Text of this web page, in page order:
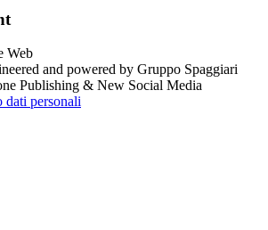
and powered by Gruppo Spaggiari
Publishing & New Social Media
dati personali